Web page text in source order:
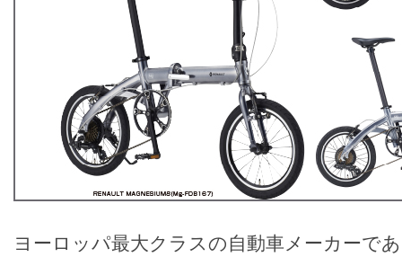
ヨーロッパ最大クラスの自動車メーカーで